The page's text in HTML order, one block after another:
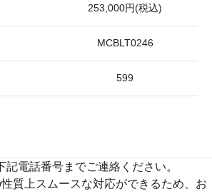
253,000円(税込)
MCBLT0246
599
電話番号までご連絡ください。
質上スムースな対応ができるため、お